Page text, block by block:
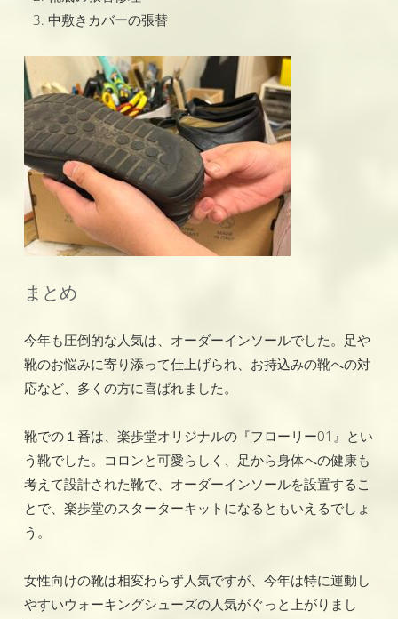
中敷きカバーの張替
まとめ
今年も圧倒的な人気は、オーダーインソールでした。足や
靴のお悩みに寄り添って仕上げられ、お持込みの靴への対
応など、多くの方に喜ばれました。
靴での１番は、楽歩堂オリジナルの『フローリー01』とい
う靴でした。コロンと可愛らしく、足から身体への健康も
考えて設計された靴で、オーダーインソールを設置するこ
とで、楽歩堂のスターターキットになるともいえるでしょ
う。
女性向けの靴は相変わらず人気ですが、今年は特に運動し
やすいウォーキングシューズの人気がぐっと上がりまし